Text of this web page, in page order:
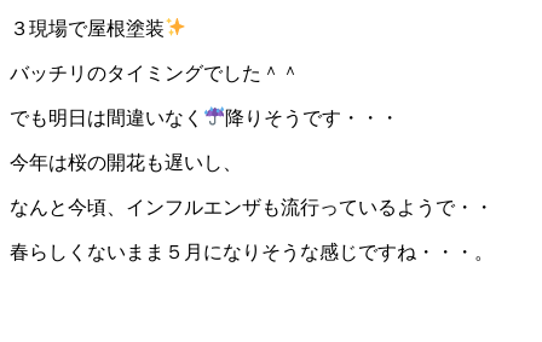
３現場で屋根塗装
バッチリのタイミングでした＾＾
でも明日は間違いなく 降りそうです・・・
今年は桜の開花も遅いし、
なんと今頃、インフルエンザも流行っているようで・・
春らしくないまま５月になりそうな感じですね・・・。